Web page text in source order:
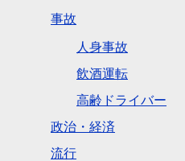
事故
人身事故
飲酒運転
高齢ドライバー
政治・経済
流行